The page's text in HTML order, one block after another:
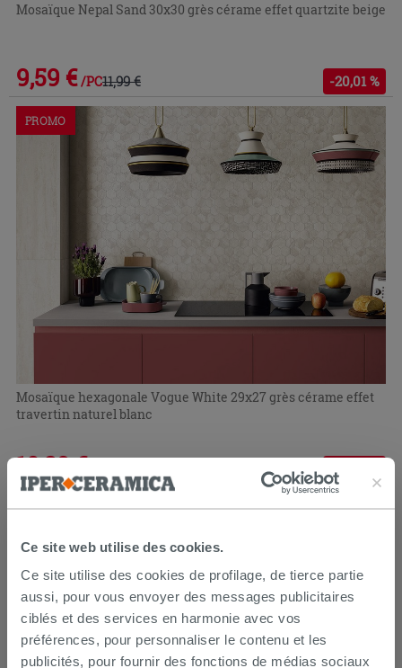
Ce site web utilise des cookies.
Ce site utilise des cookies de profilage, de tierce partie
aussi, pour vous envoyer des messages publicitaires
ciblés et des services en harmonie avec vos
préférences, pour personnaliser le contenu et les
publicités, pour fournir des fonctions de médias sociaux
Mosaïque Nepal Sand 30x30 grès cérame effet quartzite beige
9,59 € /PC11,99 € -20,01 %
PROMO
Mosaïque hexagonale Vogue White 29x27 grès cérame effet
travertin naturel blanc
10,39 € -20,01 %
PROMO